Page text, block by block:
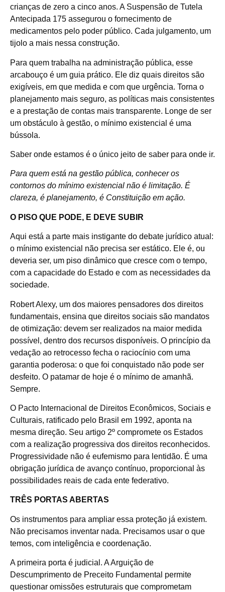
crianças de zero a cinco anos. A Suspensão de Tutela
Antecipada 175 assegurou o fornecimento de
medicamentos pelo poder público. Cada julgamento, um
tijolo a mais nessa construção.
Para quem trabalha na administração pública, esse
arcabouço é um guia prático. Ele diz quais direitos são
exigíveis, em que medida e com que urgência. Torna o
planejamento mais seguro, as políticas mais consistentes
e a prestação de contas mais transparente. Longe de ser
um obstáculo à gestão, o mínimo existencial é uma
bússola.
Saber onde estamos é o único jeito de saber para onde ir.
Para quem está na gestão pública, conhecer os
contornos do mínimo existencial não é limitação. É
clareza, é planejamento, é Constituição em ação.
O PISO QUE PODE, E DEVE SUBIR
Aqui está a parte mais instigante do debate jurídico atual:
o mínimo existencial não precisa ser estático. Ele é, ou
deveria ser, um piso dinâmico que cresce com o tempo,
com a capacidade do Estado e com as necessidades da
sociedade.
Robert Alexy, um dos maiores pensadores dos direitos
fundamentais, ensina que direitos sociais são mandatos
de otimização: devem ser realizados na maior medida
possível, dentro dos recursos disponíveis. O princípio da
vedação ao retrocesso fecha o raciocínio com uma
garantia poderosa: o que foi conquistado não pode ser
desfeito. O patamar de hoje é o mínimo de amanhã.
Sempre.
O Pacto Internacional de Direitos Econômicos, Sociais e
Culturais, ratificado pelo Brasil em 1992, aponta na
mesma direção. Seu artigo 2º compromete os Estados
com a realização progressiva dos direitos reconhecidos.
Progressividade não é eufemismo para lentidão. É uma
obrigação jurídica de avanço contínuo, proporcional às
possibilidades reais de cada ente federativo.
TRÊS PORTAS ABERTAS
Os instrumentos para ampliar essa proteção já existem.
Não precisamos inventar nada. Precisamos usar o que
temos, com inteligência e coordenação.
A primeira porta é judicial. A Arguição de
Descumprimento de Preceito Fundamental permite
questionar omissões estruturais que comprometam